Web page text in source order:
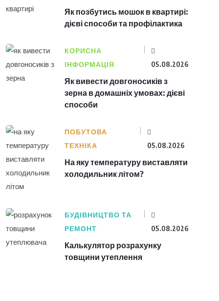
Як позбутись мошок в квартирі:
дієві способи та профілактика
КОРИСНА
ІНФОРМАЦІЯ
05.08.2026
Як вивести довгоносиків з
зерна в домашніх умовах: дієві
способи
ПОБУТОВА
ТЕХНІКА
05.08.2026
На яку температуру виставляти
холодильник літом?
БУДІВНИЦТВО ТА
РЕМОНТ
05.08.2026
Калькулятор розрахунку
товщини утеплення